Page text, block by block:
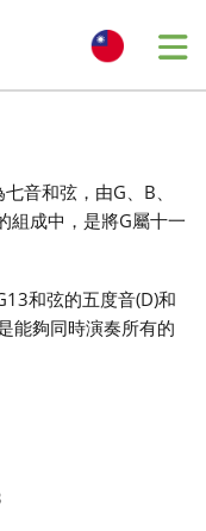
音和弦，由G、B、
組成中，是將G屬十一
和弦的五度音(D)和
能夠同時演奏所有的